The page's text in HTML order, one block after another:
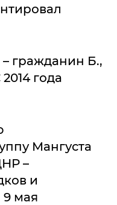
гражданин Б.,
года
Мангуста
–
и
9 мая